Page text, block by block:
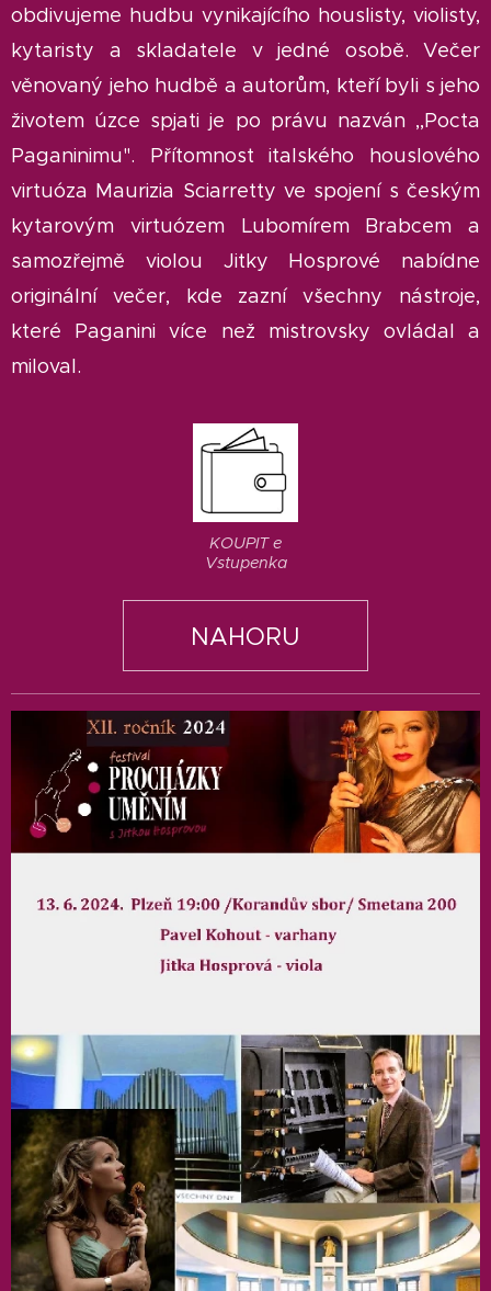
obdivujeme hudbu vynikajícího houslisty, violisty,
kytaristy a skladatele v jedné osobě. Večer
věnovaný jeho hudbě a autorům, kteří byli s jeho
životem úzce spjati je po právu nazván ,,Pocta
Paganinimu". Přítomnost italského houslového
virtuóza Maurizia Sciarretty ve spojení s českým
kytarovým virtuózem Lubomírem Brabcem a
samozřejmě violou Jitky Hosprové nabídne
originální večer, kde zazní všechny nástroje,
které Paganini více než mistrovsky ovládal a
miloval.
KOUPIT e
Vstupenka
NAHORU